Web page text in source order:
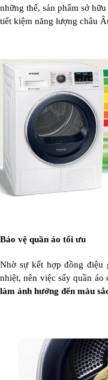
những thế, sản phẩm sở
tiết kiệm năng lượng châu
Bảo vệ quần áo tối ưu
Nhờ sự kết hợp đồng điệu
nhiệt, nên việc sấy quần
làm ảnh hưởng đến màu